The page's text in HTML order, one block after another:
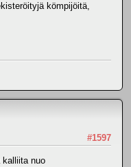
kömpijöitä,
#1597
nuo